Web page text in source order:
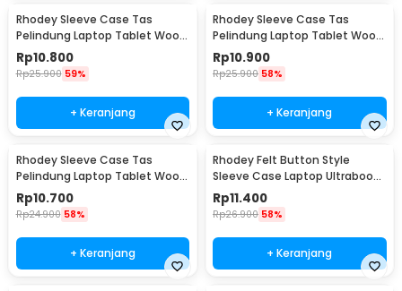
Rhodey Sleeve Case Tas
Pelindung Laptop Tablet Wool
Felt 11 Inch - DA98
Rp10.800
Rp25.900 59%
+ Keranjang
Rhodey Sleeve Case Tas
Pelindung Laptop Tablet Wool
Felt 15 Inch - DA98
Rp10.900
Rp25.900 58%
+ Keranjang
Rhodey Sleeve Case Tas
Pelindung Laptop Tablet Wool
Felt 13 Inch - DA98
Rp10.700
Rp24.900 58%
+ Keranjang
Rhodey Felt Button Style
Sleeve Case Laptop Ultrabook
11 Inch - DA58
Rp11.400
Rp26.900 58%
+ Keranjang